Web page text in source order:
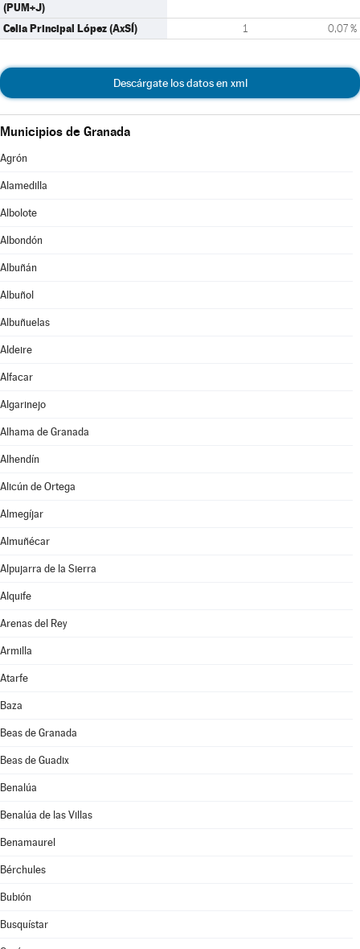
(PUM+J)
Celia Principal López (AxSÍ) 1 0,07 %
Descárgate los datos en xml
Municipios de Granada
Agrón
Alamedilla
Albolote
Albondón
Albuñán
Albuñol
Albuñuelas
Aldeire
Alfacar
Algarinejo
Alhama de Granada
Alhendín
Alicún de Ortega
Almegíjar
Almuñécar
Alpujarra de la Sierra
Alquife
Arenas del Rey
Armilla
Atarfe
Baza
Beas de Granada
Beas de Guadix
Benalúa
Benalúa de las Villas
Benamaurel
Bérchules
Bubión
Busquístar